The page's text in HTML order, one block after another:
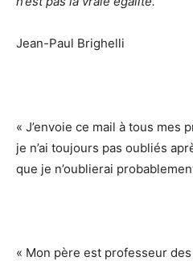
Jean-Paul Brighelli
« J’envoie ce mail à tous mes
je n’ai toujours pas oubliés
que je n’oublierai
« Mon père est professeur